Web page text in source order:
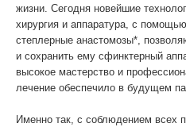
жизни. Сегодня новейшие
хирургия и аппаратура, с
степлерные анастомозы*,
и сохранить ему сфинктерный
высокое мастерство и
лечение обеспечило в будущем
Именно так, с соблюдением всех